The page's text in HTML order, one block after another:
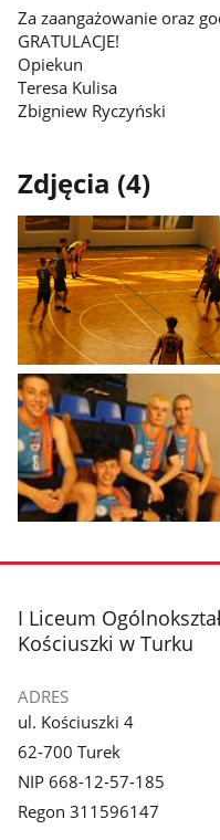
Za zaangażowanie oraz
GRATULACJE!
Opiekun
Teresa Kulisa
Zbigniew Ryczyński
Zdjęcia (4)
Pokaż
zdjęcie
1
z
galerii.
galerii.
stopka
I Liceum
Kościuszki w Turku
ADRES
ul. Kościuszki 4
62-700 Turek
NIP 668-12-57-185
Regon 311596147